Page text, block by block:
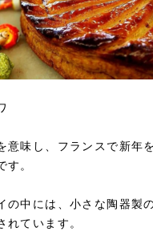
意味し、フランスで新年
す。
の中には、小さな陶器製
れています。